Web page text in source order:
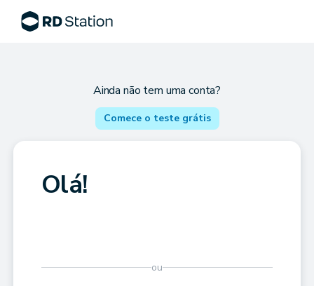
Ainda não tem uma conta?
Comece o teste grátis
Olá!
ou